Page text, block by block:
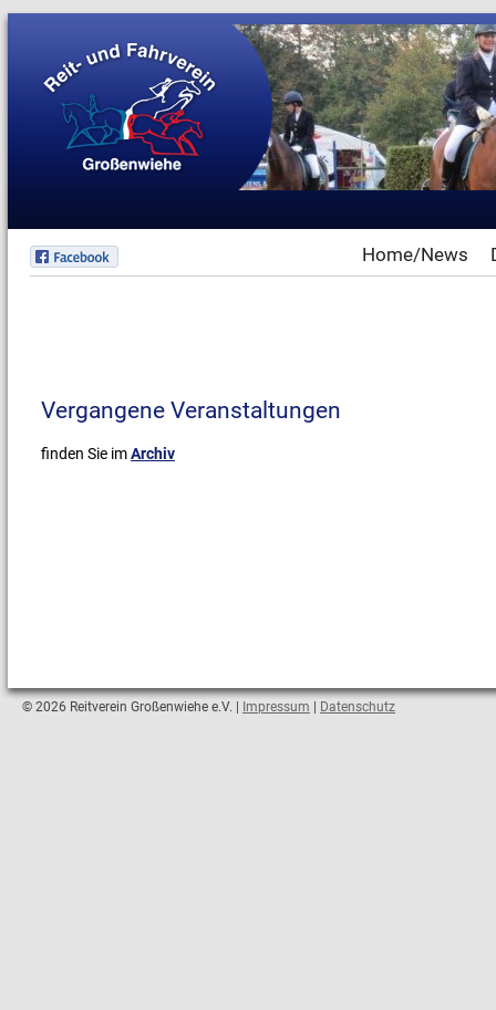
Home/News
Vergangene Veranstaltungen
finden Sie imArchiv
© 2026 Reitverein Großenwiehe e.V. | Impressum Datenschutz